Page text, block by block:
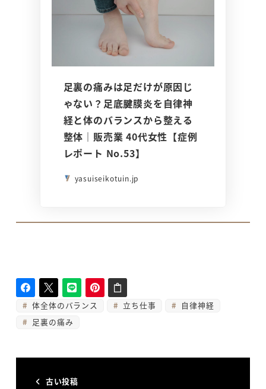
足裏の痛みは足だけが原因じ
ゃない？足底腱膜炎を自律神
経と体のバランスから整える
整体｜販売業 40代女性【症例
レポート No.53】
yasuiseikotuin.jp
体全体のバランス 立ち仕事
自律神経
足裏の痛み
古い投稿